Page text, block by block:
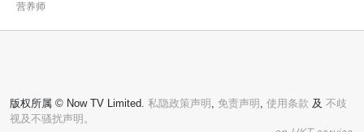
营养师
版权所属 © Now TV Limited. 私隐政策声明 , 免责声明 , 使用条款 及 不歧
视及不骚扰声明。